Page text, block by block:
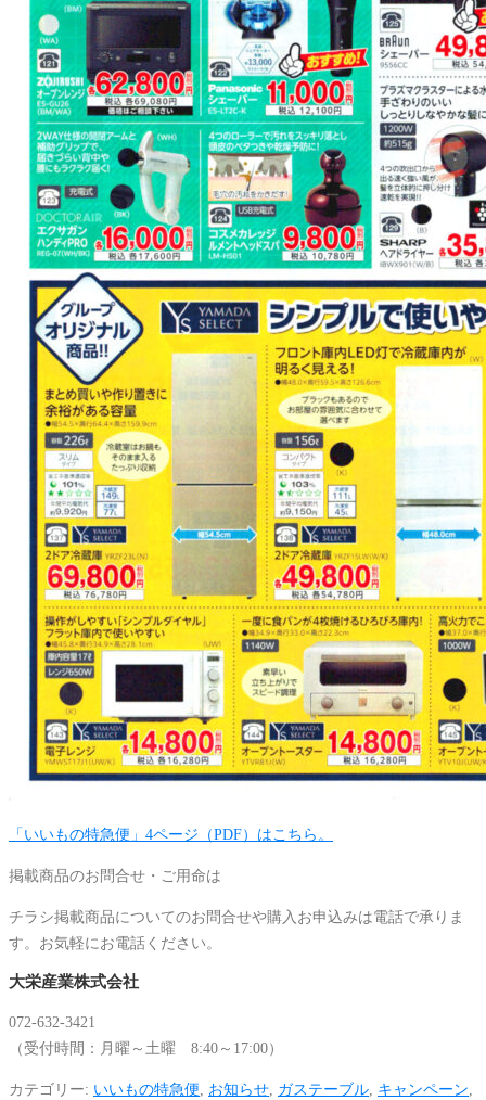
「いいもの特急便」4ページ（PDF）はこちら。
掲載商品のお問合せ・ご用命は
チラシ掲載商品についてのお問合せや購入お申込みは電話で承りま
す。お気軽にお電話ください。
大栄産業株式会社
072-632-3421
（受付時間：月曜～土曜 8:40～17:00）
カテゴリー: いいもの特急便, お知らせ, ガステーブル, キャンペーン,